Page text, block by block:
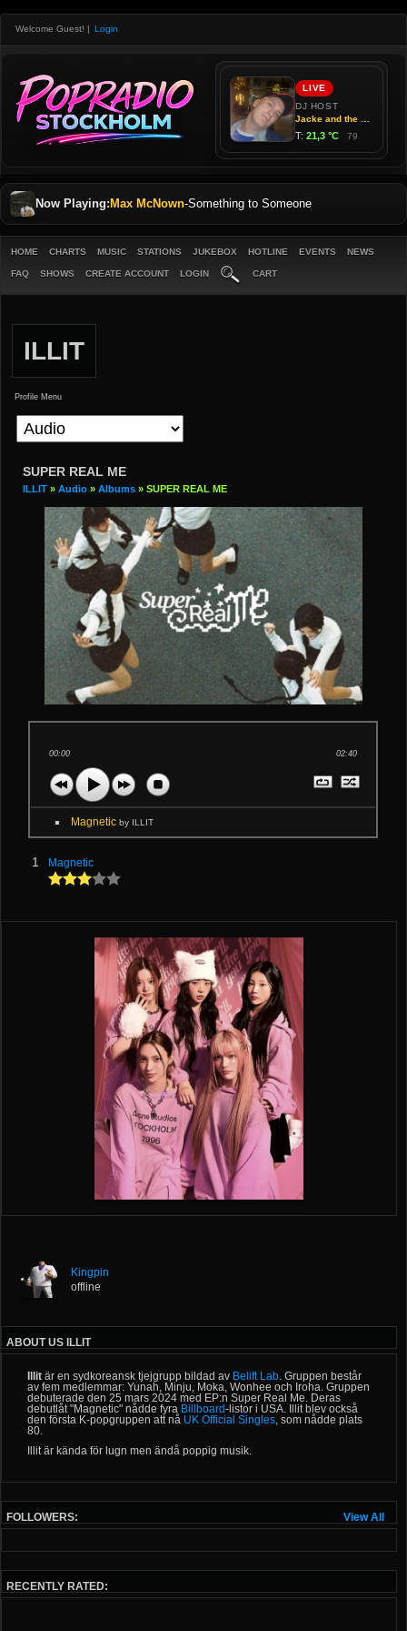
Welcome Guest! | Login
Now Playing: Max McNown-Something to Someone
HOME CHARTS MUSIC STATIONS JUKEBOX HOTLINE EVENTS NEWS
FAQ SHOWS CREATE ACCOUNT LOGIN CART
ILLIT
Profile Menu
SUPER REAL ME
ILLIT » Audio » Albums » SUPER REAL ME
00:00 02:40
Magneticby ILLIT
1 Magnetic
Kingpin
offline
ABOUT US ILLIT
Illit är en sydkoreansk tjejgrupp bildad av Belift Lab . Gruppen består
av fem medlemmar: Yunah, Minju, Moka, Wonhee och Iroha. Gruppen
debuterade den 25 mars 2024 med EP:n Super Real Me. Deras
debutlåt "Magnetic" nådde fyra Billboard-listor i USA. Illit blev också
den första K-popgruppen att nå UK Official Singles , som nådde plats
80.
Illit är kända för lugn men ändå poppig musik.
View All
FOLLOWERS:
RECENTLY RATED: